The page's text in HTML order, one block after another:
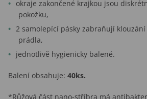
okraje zakončené krajkou jsou
pokožku,
2 samolepící pásky zabraňují
prádla,
jednotlivě hygienicky balené.
Balení obsahuje: 40ks.
*Růžová část nano-stříbra má